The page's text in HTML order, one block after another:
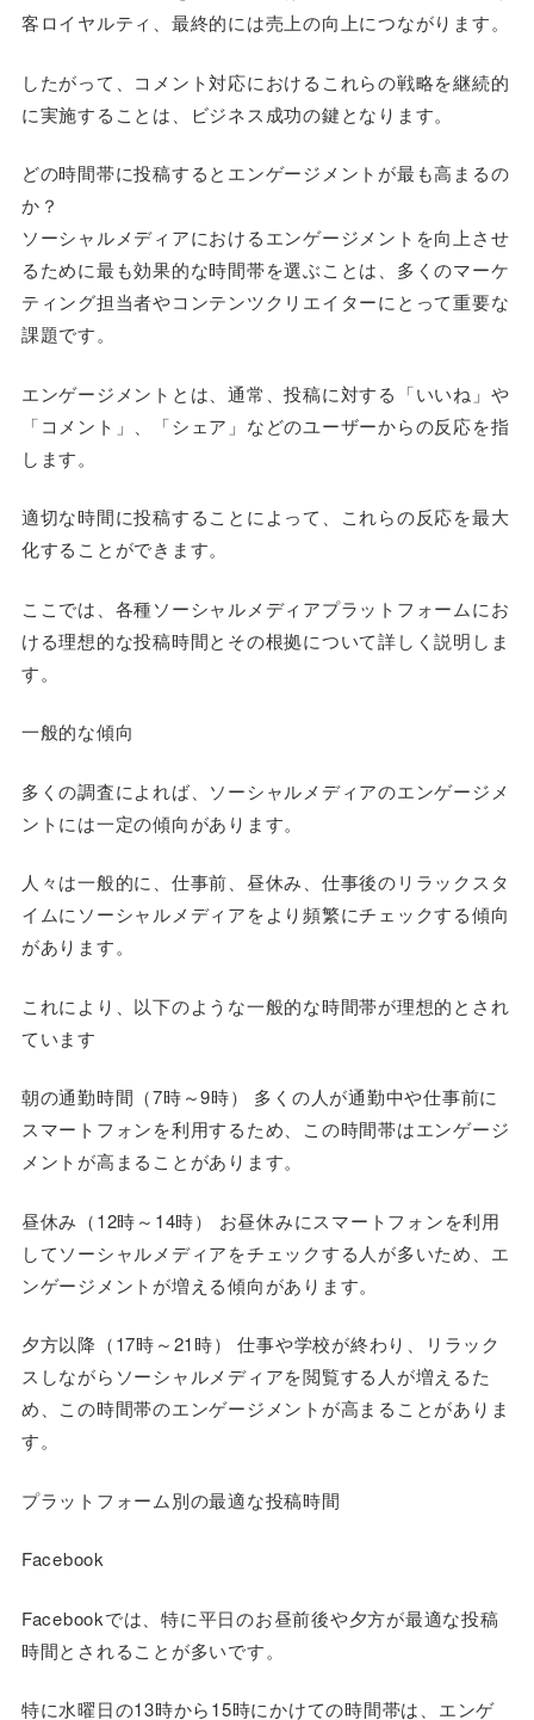
客ロイヤルティ、最終的には売上の向上につながります。
したがって、コメント対応におけるこれらの戦略を継続的
に実施することは、ビジネス成功の鍵となります。
どの時間帯に投稿するとエンゲージメントが最も高まるの
か？
ソーシャルメディアにおけるエンゲージメントを向上させ
るために最も効果的な時間帯を選ぶことは、多くのマーケ
ティング担当者やコンテンツクリエイターにとって重要な
課題です。
エンゲージメントとは、通常、投稿に対する「いいね」や
「コメント」、「シェア」などのユーザーからの反応を指
します。
適切な時間に投稿することによって、これらの反応を最大
化することができます。
ここでは、各種ソーシャルメディアプラットフォームにお
ける理想的な投稿時間とその根拠について詳しく説明しま
す。
一般的な傾向
多くの調査によれば、ソーシャルメディアのエンゲージメ
ントには一定の傾向があります。
人々は一般的に、仕事前、昼休み、仕事後のリラックスタ
イムにソーシャルメディアをより頻繁にチェックする傾向
があります。
これにより、以下のような一般的な時間帯が理想的とされ
ています
朝の通勤時間（7時～9時） 多くの人が通勤中や仕事前に
スマートフォンを利用するため、この時間帯はエンゲージ
メントが高まることがあります。
昼休み（12時～14時） お昼休みにスマートフォンを利用
してソーシャルメディアをチェックする人が多いため、エ
ンゲージメントが増える傾向があります。
夕方以降（17時～21時） 仕事や学校が終わり、リラック
スしながらソーシャルメディアを閲覧する人が増えるた
め、この時間帯のエンゲージメントが高まることがありま
す。
プラットフォーム別の最適な投稿時間
Facebook
Facebookでは、特に平日のお昼前後や夕方が最適な投稿
時間とされることが多いです。
特に水曜日の13時から15時にかけての時間帯は、エンゲ